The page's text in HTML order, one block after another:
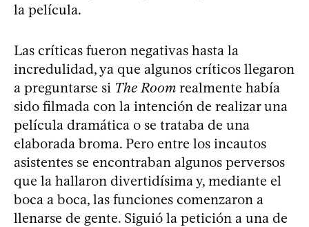
la película.
Las críticas fueron negativas hasta la
incredulidad, ya que algunos críticos llegaron
a preguntarse si The Room realmente había
sido filmada con la intención de realizar una
película dramática o se trataba de una
elaborada broma. Pero entre los incautos
asistentes se encontraban algunos perversos
que la hallaron divertidísima y, mediante el
boca a boca, las funciones comenzaron a
llenarse de gente. Siguió la petición a una de